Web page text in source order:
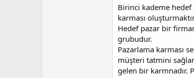
Birinci kademe
karması
Hedef pazar bir
grubudur.
Pazarlama karması
müşteri tatmini
gelen bir karmnadır.